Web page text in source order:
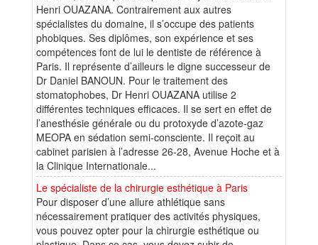
Henri OUAZANA. Contrairement aux autres
spécialistes du domaine, il s’occupe des patients
phobiques. Ses diplômes, son expérience et ses
compétences font de lui le dentiste de référence à
Paris. Il représente d’ailleurs le digne successeur de
Dr Daniel BANOUN. Pour le traitement des
stomatophobes, Dr Henri OUAZANA utilise 2
différentes techniques efficaces. Il se sert en effet de
l’anesthésie générale ou du protoxyde d’azote-gaz
MEOPA en sédation semi-consciente. Il reçoit au
cabinet parisien à l’adresse 26-28, Avenue Hoche et à
la Clinique Internationale...
Le spécialiste de la chirurgie esthétique à Paris
Pour disposer d’une allure athlétique sans
nécessairement pratiquer des activités physiques,
vous pouvez opter pour la chirurgie esthétique ou